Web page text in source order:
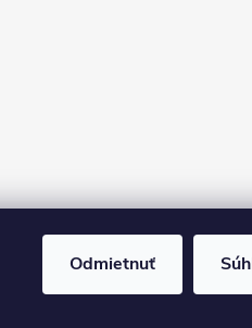
Odmietnuť